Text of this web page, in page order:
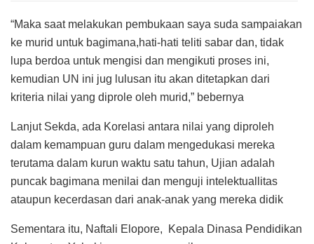
“Maka saat melakukan pembukaan saya suda sampaiakan
ke murid untuk bagimana,hati-hati teliti sabar dan, tidak
lupa berdoa untuk mengisi dan mengikuti proses ini,
kemudian UN ini jug lulusan itu akan ditetapkan dari
kriteria nilai yang diprole oleh murid,” bebernya
Lanjut Sekda, ada Korelasi antara nilai yang diproleh
dalam kemampuan guru dalam mengedukasi mereka
terutama dalam kurun waktu satu tahun, Ujian adalah
puncak bagimana menilai dan menguji intelektuallitas
ataupun kecerdasan dari anak-anak yang mereka didik
Sementara itu, Naftali Elopore, Kepala Dinasa Pendidikan